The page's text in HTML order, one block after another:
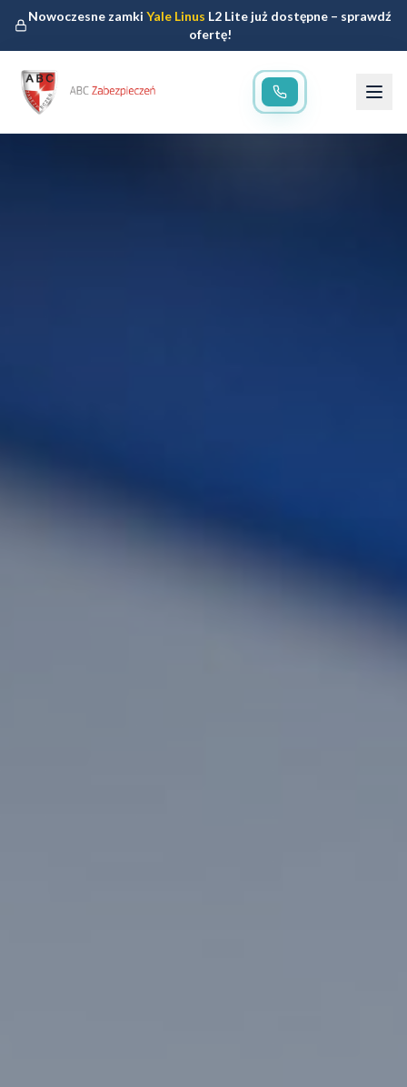
Nowoczesne zamkiYale Linus L2 Lite już dostępne – sprawdź
ofertę!